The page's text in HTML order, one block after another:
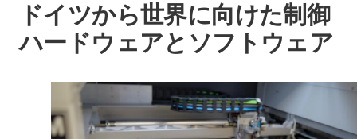
ドイツから世界に向けた制御
ハードウェアとソフトウェア